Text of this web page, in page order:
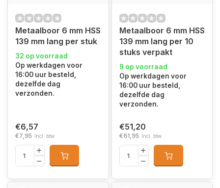
Metaalboor 6 mm HSS
139 mm lang per stuk
32 op voorraad
Op werkdagen voor
16:00 uur besteld,
dezelfde dag
verzonden.
€6,57
€7,95 Incl. btw
Metaalboor 6 mm HSS
139 mm lang per 10
stuks verpakt
9 op voorraad
Op werkdagen voor
16:00 uur besteld,
dezelfde dag
verzonden.
€51,20
€61,95 Incl. btw